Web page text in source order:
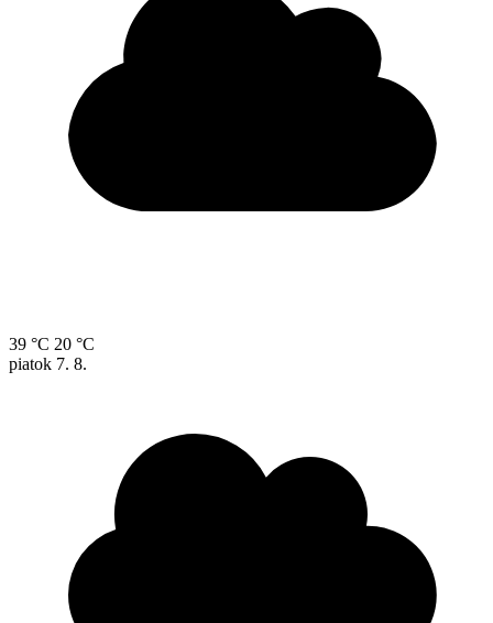
39 °C 20 °C
piatok 7. 8.